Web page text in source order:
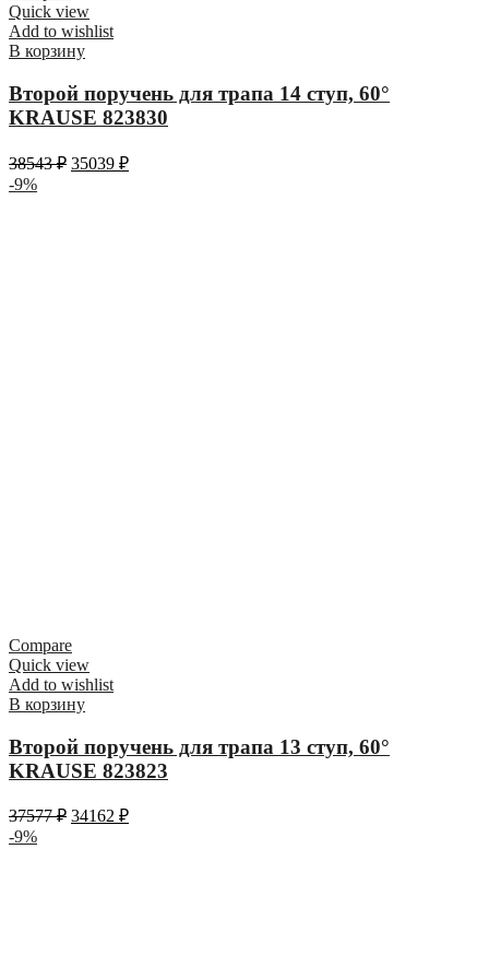
Quick view
Add to wishlist
В корзину
Второй поручень для трапа 14 ступ, 60°
KRAUSE 823830
38543₽ 35039 ₽
-9%
Compare
Quick view
Add to wishlist
В корзину
Второй поручень для трапа 13 ступ, 60°
KRAUSE 823823
37577₽ 34162 ₽
-9%